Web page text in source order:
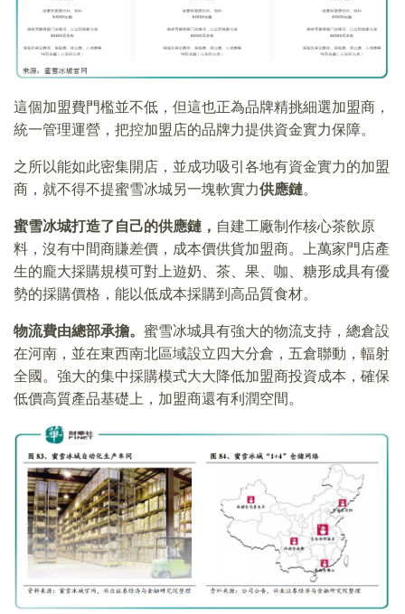
這個加盟費門檻並不低，但這也正為品牌精挑細選加盟商，
統一管理運營，把控加盟店的品牌力提供資金實力保障。
之所以能如此密集開店，並成功吸引各地有資金實力的加盟
商，就不得不提蜜雪冰城另一塊軟實力供應鏈。
蜜雪冰城打造了自己的供應鏈， 自建工廠制作核心茶飲原
料，沒有中間商賺差價，成本價供貨加盟商。上萬家門店產
生的龐大採購規模可對上遊奶、茶、果、咖、糖形成具有優
勢的採購價格，能以低成本採購到高品質食材。
物流費由總部承擔。 蜜雪冰城具有強大的物流支持，總倉設
在河南，並在東西南北區域設立四大分倉，五倉聯動，輻射
全國。強大的集中採購模式大大降低加盟商投資成本，確保
低價高質產品基礎上，加盟商還有利潤空間。